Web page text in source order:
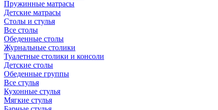
Пружинные матрасы
Детские матрасы
Столы и стулья
Все столы
Обеденные столы
Журнальные столики
Туалетные столики и консоли
Детские столы
Обеденные группы
Все стулья
Кухонные стулья
Мягкие стулья